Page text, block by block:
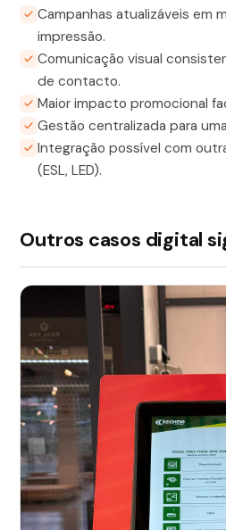
Campanhas atualizáveis em
impressão.
Comunicação visual
de contacto.
Maior impacto promocional
Gestão centralizada para
Integração possível com
(ESL, LED).
Outros casos digital